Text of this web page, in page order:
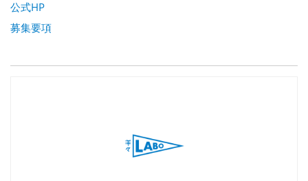
公式HP
募集要項